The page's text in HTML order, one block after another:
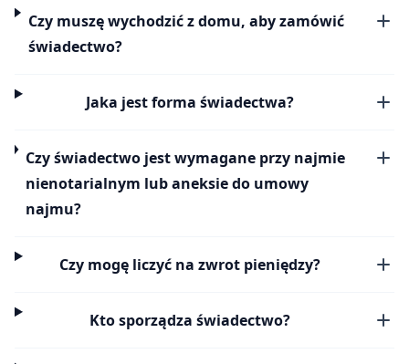
Czy muszę wychodzić z domu, aby zamówić
świadectwo?
Jaka jest forma świadectwa?
Czy świadectwo jest wymagane przy najmie
nienotarialnym lub aneksie do umowy
najmu?
Czy mogę liczyć na zwrot pieniędzy?
Kto sporządza świadectwo?